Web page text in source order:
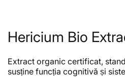
Hericium Bio
Extract organic certificat,
susține funcția cognitivă și